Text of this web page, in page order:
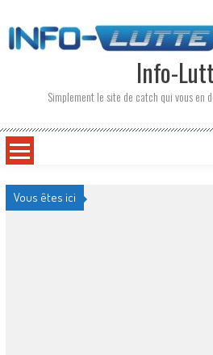
to
content
Info-
Simplement le site de catch qui vous en
Vous êtes ici